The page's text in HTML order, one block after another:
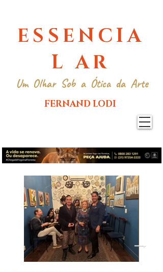
ESSENCIA
L AR
Um Olhar Sob a Ótica da Arte
FERNAND LODI